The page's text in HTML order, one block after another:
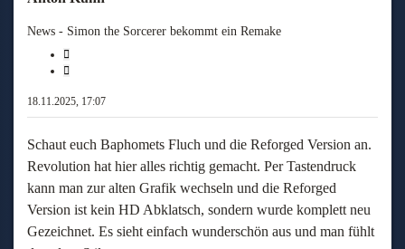
News - Simon the Sorcerer bekommt ein Remake
18.11.2025, 17:07
Schaut euch Baphomets Fluch und die Reforged Version an.
Revolution hat hier alles richtig gemacht. Per Tastendruck
kann man zur alten Grafik wechseln und die Reforged
Version ist kein HD Abklatsch, sondern wurde komplett neu
Gezeichnet. Es sieht einfach wunderschön aus und man fühlt